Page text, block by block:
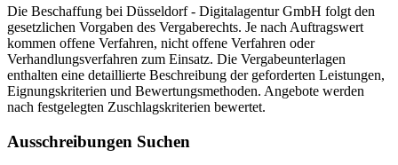
Die Beschaffung bei Düsseldorf - Digitalagentur GmbH folgt den
gesetzlichen Vorgaben des Vergaberechts. Je nach Auftragswert
kommen offene Verfahren, nicht offene Verfahren oder
Verhandlungsverfahren zum Einsatz. Die Vergabeunterlagen
enthalten eine detaillierte Beschreibung der geforderten Leistungen,
Eignungskriterien und Bewertungsmethoden. Angebote werden
nach festgelegten Zuschlagskriterien bewertet.
Ausschreibungen Suchen